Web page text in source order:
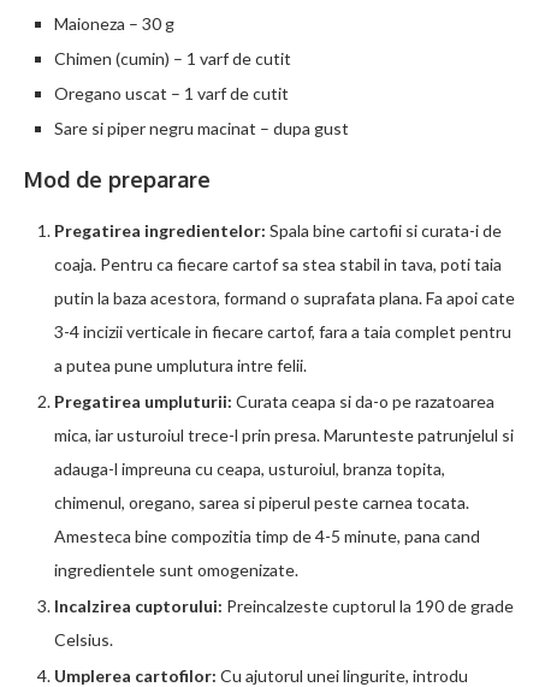
Maioneza – 30 g
Chimen (cumin) – 1 varf de cutit
Oregano uscat – 1 varf de cutit
Sare si piper negru macinat – dupa gust
Mod de preparare
Pregatirea ingredientelor: Spala bine cartofii si curata-i de
coaja. Pentru ca fiecare cartof sa stea stabil in tava, poti taia
putin la baza acestora, formand o suprafata plana. Fa apoi cate
3-4 incizii verticale in fiecare cartof, fara a taia complet pentru
a putea pune umplutura intre felii.
Pregatirea umpluturii: Curata ceapa si da-o pe razatoarea
mica, iar usturoiul trece-l prin presa. Marunteste patrunjelul si
adauga-l impreuna cu ceapa, usturoiul, branza topita,
chimenul, oregano, sarea si piperul peste carnea tocata.
Amesteca bine compozitia timp de 4-5 minute, pana cand
ingredientele sunt omogenizate.
Incalzirea cuptorului: Preincalzeste cuptorul la 190 de grade
Celsius.
Umplerea cartofilor: Cu ajutorul unei lingurite, introdu